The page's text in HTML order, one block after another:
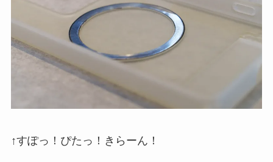
↑すぽっ！ぴたっ！きらーん！